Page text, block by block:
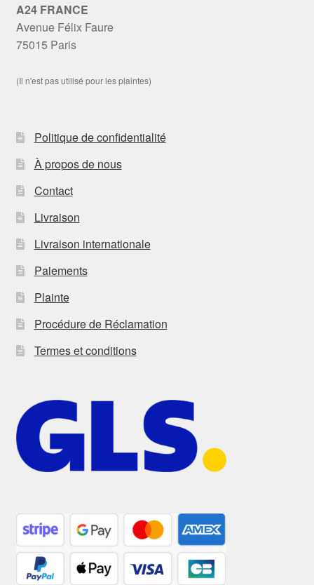
A24 FRANCE
Avenue Félix Faure
75015 Paris
(Il n'est pas utilisé pour les plaintes)
Politique de confidentialité
À propos de nous
Contact
Livraison
Livraison internationale
Paiements
Plainte
Procédure de Réclamation
Termes et conditions